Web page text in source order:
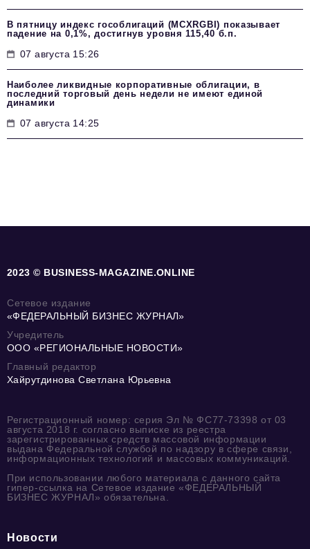
В пятницу индекс гособлигаций (MCXRGBI) показывает
падение на 0,1%, достигнув уровня 115,40 б.п.
07 августа 15:26
Наиболее ликвидные корпоративные облигации, в
последний торговый день недели не имеют единой
динамики
07 августа 14:25
2023 © BUSINESS-MAGAZINE.ONLINE
Сетевое издание
«ФЕДЕРАЛЬНЫЙ БИЗНЕС ЖУРНАЛ»
Учредитель
ООО «РЕГИОНАЛЬНЫЕ НОВОСТИ»
Главный редактор
Хайрутдинова Светлана Юрьевна
Регистрационный номер: серия Эл № ФС77-73398 от 03
августа 2018 г. согласно выписке из реестра
зарегистрированных средств массовой информации
выдана Федеральной службой по надзору в сфере связи,
информационных технологий и массовых коммуникаций.
При использовании любого материала с данного сайта
гипер-ссылка на Сетевое издание «ФЕДЕРАЛЬНЫЙ
БИЗНЕС ЖУРНАЛ» обязательна.
Новости